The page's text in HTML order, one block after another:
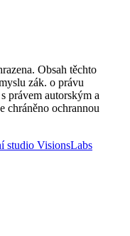
Obsah těchto
zák. o právu
právem autorským a
chráněno ochrannou
studio VisionsLabs